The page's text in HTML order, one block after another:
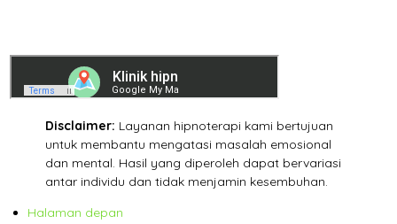
Disclaimer: Layanan hipnoterapi kami bertujuan
untuk membantu mengatasi masalah emosional
dan mental. Hasil yang diperoleh dapat bervariasi
antar individu dan tidak menjamin kesembuhan.
Halaman depan